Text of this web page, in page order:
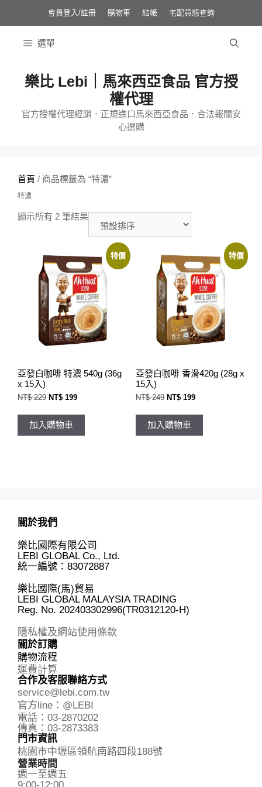
會員登入/註冊 購物車 結帳 宅配貨態查詢
選單
樂比 Lebi｜馬來西亞食品 官方授
權代理
官方授權代理經銷．正規進口馬來西亞食品．合法報關安
心選購
首頁 / 商品標籤為 “特濃”
特濃
顯示所有 2 筆結果
特價
亞發白咖啡 特濃 540g (36g
x 15入)
NT$229 原
價
格：
NT$ 229。
NT$ 199目
價
加入購物車
特價
亞發白咖啡 香滑420g (28g x
15入)
NT$249 原
價
格：
NT$ 249。
NT$199目
價
加入購物車
關於我們
樂比國際有限公司
LEBI GLOBAL Co., Ltd.
統一編號：83072887
樂比國際(馬)貿易
LEBI GLOBAL MALAYSIA TRADING
Reg. No. 202403302996(TR0312120-H)
隱私權及網站使用條款
關於訂購
購物流程
運費計算
合作及客服聯絡方式
service@lebi.com.tw
官方line：@LEBI
電話：03-2870202
傳真：03-2873383
門市資訊
桃園市中壢區領航南路四段188號
營業時間
週一至週五